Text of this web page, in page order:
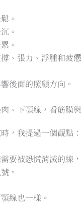
。
。
。
、張力、浮腫和疲
後面的照顧方向。
、下顎線，看筋膜
，我提過一個觀點：
要被恐慌消滅的線
。
線也一樣。